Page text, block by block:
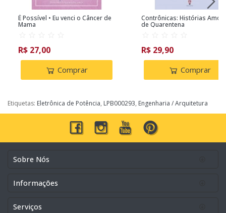
É Possível • Eu venci o Câncer de
Mama
R$ 27,00
Comprar
Contrônicas: Histórias
de Quarentena
R$ 29,90
Comprar
Etiquetas: Eletrônica de Potência, LPB000293, Engenharia / Arquitetura
Sobre Nós
Informações
Serviços